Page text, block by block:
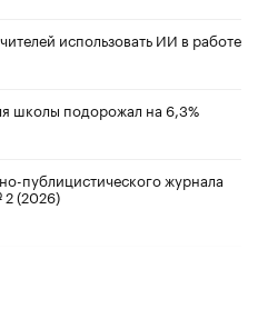
использовать ИИ в работе
школы подорожал на 6,3%
публицистического журнала
2 (2026)